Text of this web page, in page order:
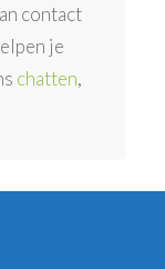
contact
je
chatten,